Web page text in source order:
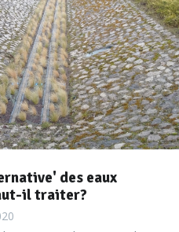
une bonne précision sur
qu’en exploitation
des eaux
il traiter?